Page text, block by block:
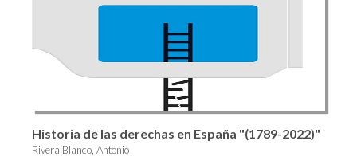
Historia de las derechas en España "(1789-2022)"
Rivera Blanco, Antonio